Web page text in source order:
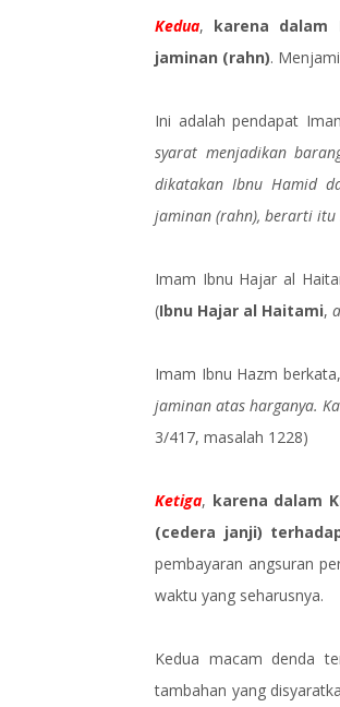
Kedua, karena dalam
jaminan (rahn).
Ini adalah pendapat
syarat menjadikan
dikatakan Ibnu Hamid
jaminan (rahn), berarti itu
Imam Ibnu Hajar al
(Ibnu Hajar al Haitami,
Imam Ibnu Hazm berkata,
jaminan atas harganya.
3/417, masalah 1228)
Ketiga, karena dalam
(cedera janji)
pembayaran angsuran
waktu yang seharusnya.
Kedua macam denda
tambahan yang